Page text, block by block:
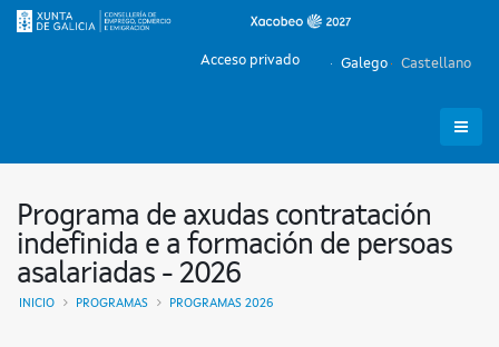
Galego Castellano
Acceso privado
Programa de axudas contratación
indefinida e a formación de persoas
asalariadas - 2026
INICIO PROGRAMAS PROGRAMAS 2026